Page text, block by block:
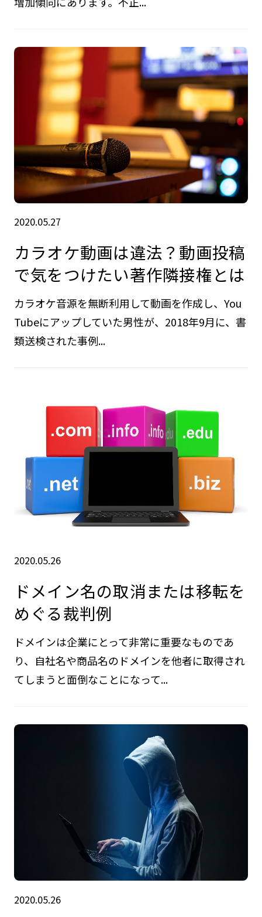
2020.05.27
カラオケ動画は違法？動画投稿
で気をつけたい著作隣接権とは
カラオケ音源を無断利用して動画を作成し、You
Tubeにアップしていた男性が、2018年9月に、書
類送検された事例...
2020.05.26
ドメイン名の取消または移転を
めぐる裁判例
ドメインは企業にとって非常に重要なものであ
り、自社名や商品名のドメインを他者に取得され
てしまうと面倒なことになって...
2020.05.26